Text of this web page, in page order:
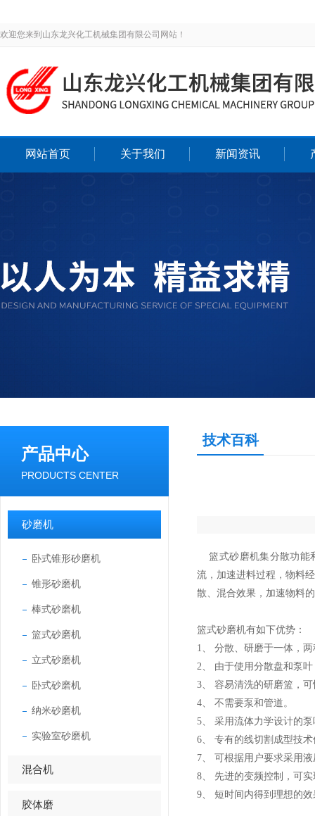
欢迎您来到山东龙兴化工机械集团有限公司网站！
网站首页 关于我们 新闻资讯
产品中心
PRODUCTS CENTER
砂磨机
卧式锥形砂磨机
锥形砂磨机
棒式砂磨机
篮式砂磨机
立式砂磨机
卧式砂磨机
纳米砂磨机
实验室砂磨机
混合机
胶体磨
技术百科
篮式砂磨机集分散功能
流，加速进料过程，物料
散、混合效果，加速物料
篮式砂磨机有如下优势：
1、 分散、研磨于一体，
2、 由于使用分散盘和泵
3、 容易清洗的研磨篮，
4、 不需要泵和管道。
5、 采用流体力学设计的
6、 专有的线切割成型技
7、 可根据用户要求采用
8、 先进的变频控制，可
9、 短时间内得到理想的效